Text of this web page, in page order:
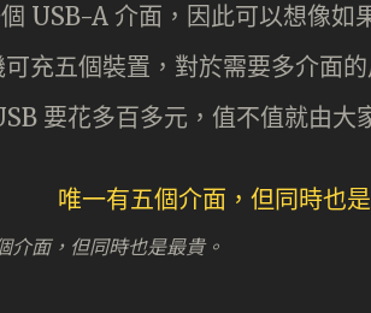
USB-A 介面，因此可以想像如
充五個裝置，對於需要多介面
要花多百多元，值不值就由大
介面，但同時也是最貴。